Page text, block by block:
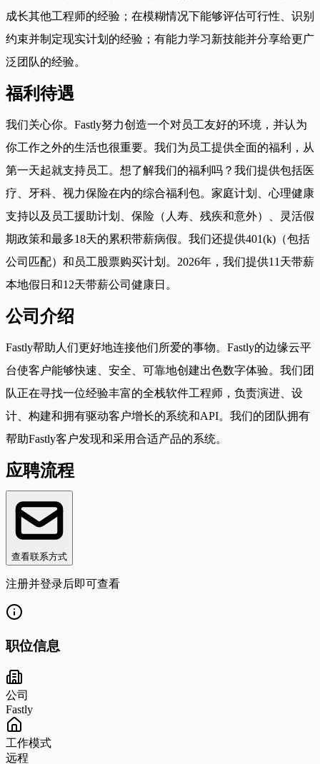
成长其他工程师的经验；在模糊情况下能够评估可行性、识别
约束并制定现实计划的经验；有能力学习新技能并分享给更广
泛团队的经验。
福利待遇
我们关心你。Fastly努力创造一个对员工友好的环境，并认为
你工作之外的生活也很重要。我们为员工提供全面的福利，从
第一天起就支持员工。想了解我们的福利吗？我们提供包括医
疗、牙科、视力保险在内的综合福利包。家庭计划、心理健康
支持以及员工援助计划、保险（人寿、残疾和意外）、灵活假
期政策和最多18天的累积带薪病假。我们还提供401(k)（包括
公司匹配）和员工股票购买计划。2026年，我们提供11天带薪
本地假日和12天带薪公司健康日。
公司介绍
Fastly帮助人们更好地连接他们所爱的事物。Fastly的边缘云平
台使客户能够快速、安全、可靠地创建出色数字体验。我们团
队正在寻找一位经验丰富的全栈软件工程师，负责演进、设
计、构建和拥有驱动客户增长的系统和API。我们的团队拥有
帮助Fastly客户发现和采用合适产品的系统。
应聘流程
查看联系方式
注册并登录后即可查看
职位信息
公司
Fastly
工作模式
远程